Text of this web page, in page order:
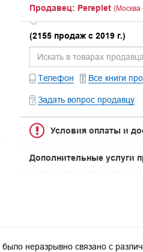
Продавец: Pereplet (Москва
(2155 продаж с 2019 г.)
Телефон Все книги
Задать вопрос продавцу
Условия оплаты и
Дополнительные услуги
неразрывно связано с